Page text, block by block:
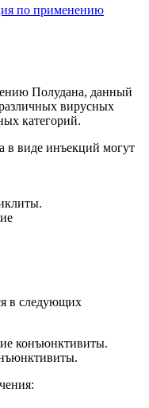
по применению
Полудана, данный
вирусных
категорий.
в виде инъекций могут
в следующих
конъюнктивиты.